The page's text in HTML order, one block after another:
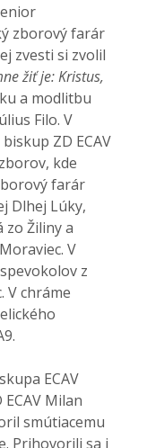
zborový farár
zvesti si zvolil
žiť je: Kristus,
a modlitbu
Filo. V
ZD ECAV
kde
farár
Dlhej Lúky,
zo Žiliny a
V
z
V chráme
ECAV
Milan
smútiacemu
Prihovorili sa i